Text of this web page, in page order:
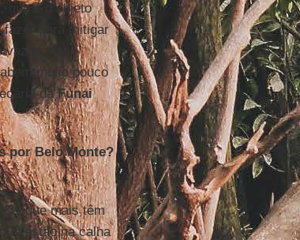
que é o objeto
fazer para mitigar
nas
muito pouco
daFunai
por Belo Monte?
que mais têm
estão na calha